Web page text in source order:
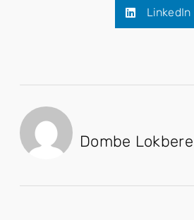
LinkedIn
Dombe Lokbere